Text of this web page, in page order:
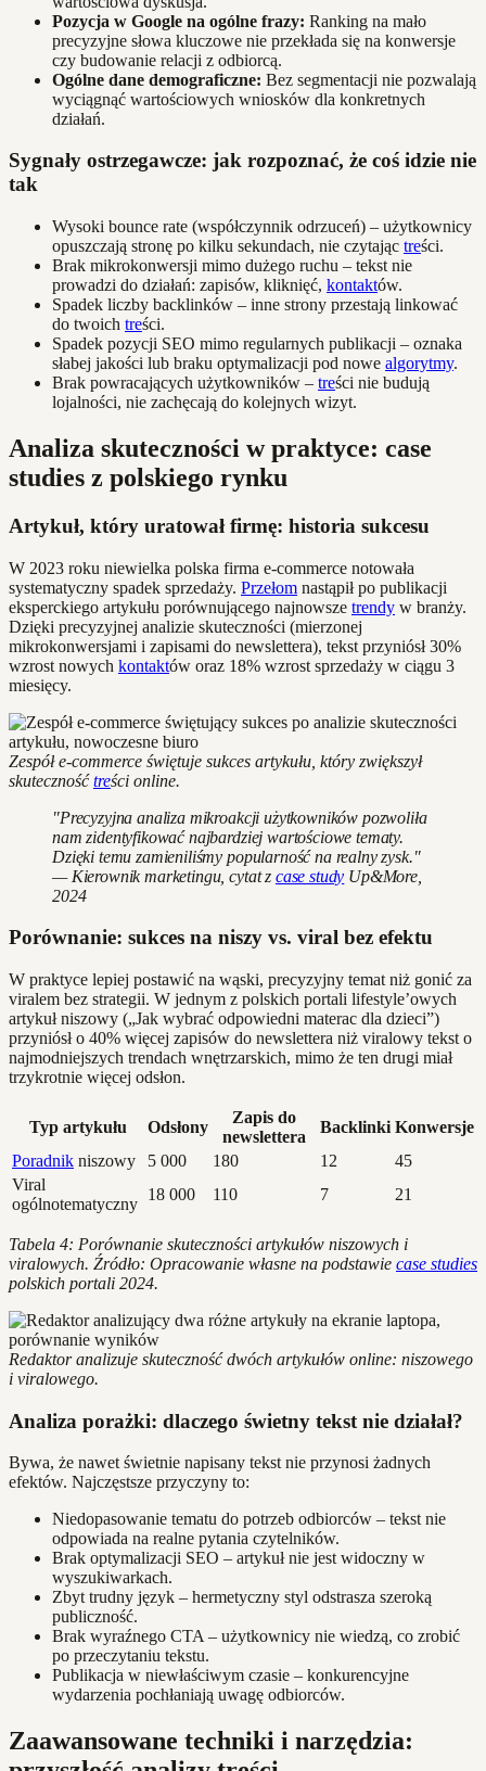
Pozycja w Google na ogólne frazy: Ranking na mało
precyzyjne słowa kluczowe nie przekłada się na konwersje
czy budowanie relacji z odbiorcą.
Ogólne dane demograficzne: Bez segmentacji nie pozwalają
wyciągnąć wartościowych wniosków dla konkretnych
działań.
Sygnały ostrzegawcze: jak rozpoznać, że coś idzie nie
tak
Wysoki bounce rate (współczynnik odrzuceń) – użytkownicy
opuszczają stronę po kilku sekundach, nie czytając treści.
Brak mikrokonwersji mimo dużego ruchu – tekst nie
prowadzi do działań: zapisów, kliknięć, kontaktów.
Spadek liczby backlinków – inne strony przestają linkować
do twoich treści.
Spadek pozycji SEO mimo regularnych publikacji – oznaka
słabej jakości lub braku optymalizacji pod nowe algorytmy.
Brak powracających użytkowników – treści nie budują
lojalności, nie zachęcają do kolejnych wizyt.
Analiza skuteczności w praktyce: case
studies z polskiego rynku
Artykuł, który uratował firmę: historia sukcesu
W 2023 roku niewielka polska firma e-commerce notowała
systematyczny spadek sprzedaży. Przełom nastąpił po publikacji
eksperckiego artykułu porównującego najnowsze trendy w branży.
Dzięki precyzyjnej analizie skuteczności (mierzonej
mikrokonwersjami i zapisami do newslettera), tekst przyniósł 30%
wzrost nowych kontaktów oraz 18% wzrost sprzedaży w ciągu 3
miesięcy.
Zespół e-commerce świętuje sukces artykułu, który zwiększył
skutecznośćtreści online.
"Precyzyjna analiza mikroakcji użytkowników pozwoliła
nam zidentyfikować najbardziej wartościowe tematy.
Dzięki temu zamieniliśmy popularność na realny zysk."
— Kierownik marketingu, cytat z case study Up&More,
2024
Porównanie: sukces na niszy vs. viral bez efektu
W praktyce lepiej postawić na wąski, precyzyjny temat niż gonić za
viralem bez strategii. W jednym z polskich portali lifestyle’owych
artykuł niszowy („Jak wybrać odpowiedni materac dla dzieci”)
przyniósł o 40% więcej zapisów do newslettera niż viralowy tekst o
najmodniejszych trendach wnętrzarskich, mimo że ten drugi miał
trzykrotnie więcej odsłon.
Typ artykułu Odsłony
Zapis do
newslettera
Backlinki Konwersje
Poradnik niszowy 5 000 180 12
45
Viral
ogólnotematyczny
18 000 110 7 21
Tabela 4: Porównanie skuteczności artykułów niszowych i
viralowych. Źródło: Opracowanie własne na podstawie case studies
polskich portali 2024.
Redaktor analizuje skuteczność dwóch artykułów online: niszowego
i viralowego.
Analiza porażki: dlaczego świetny tekst nie działał?
Bywa, że nawet świetnie napisany tekst nie przynosi żadnych
efektów. Najczęstsze przyczyny to:
Niedopasowanie tematu do potrzeb odbiorców – tekst nie
odpowiada na realne pytania czytelników.
Brak optymalizacji SEO – artykuł nie jest widoczny w
wyszukiwarkach.
Zbyt trudny język – hermetyczny styl odstrasza szeroką
publiczność.
Brak wyraźnego CTA – użytkownicy nie wiedzą, co zrobić
po przeczytaniu tekstu.
Publikacja w niewłaściwym czasie – konkurencyjne
wydarzenia pochłaniają uwagę odbiorców.
Zaawansowane techniki i narzędzia: